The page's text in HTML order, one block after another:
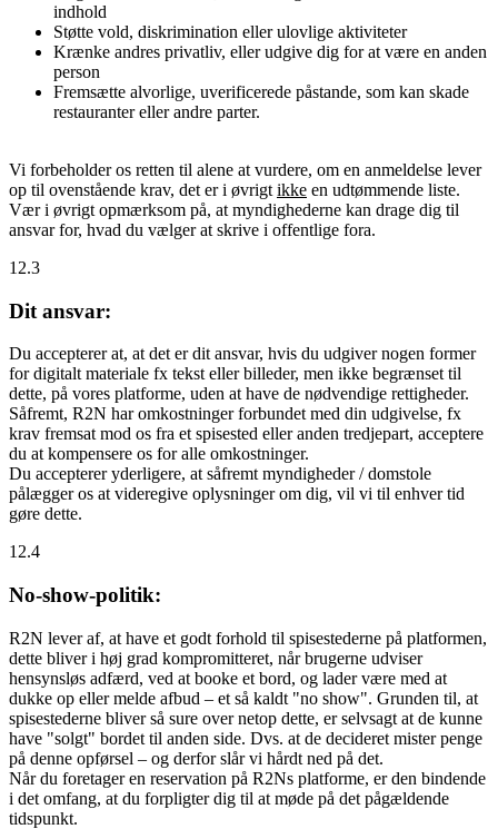
indhold
Støtte vold, diskrimination eller ulovlige aktiviteter
Krænke andres privatliv, eller udgive dig for at være en anden
person
Fremsætte alvorlige, uverificerede påstande, som kan skade
restauranter eller andre parter.
Vi forbeholder os retten til alene at vurdere, om en anmeldelse lever
op til ovenstående krav, det er i øvrigt ikke en udtømmende liste.
Vær i øvrigt opmærksom på, at myndighederne kan drage dig til
ansvar for, hvad du vælger at skrive i offentlige fora.
12.3
Dit ansvar:
Du accepterer at, at det er dit ansvar, hvis du udgiver nogen former
for digitalt materiale fx tekst eller billeder, men ikke begrænset til
dette, på vores platforme, uden at have de nødvendige rettigheder.
Såfremt, R2N har omkostninger forbundet med din udgivelse, fx
krav fremsat mod os fra et spisested eller anden tredjepart, acceptere
du at kompensere os for alle omkostninger.
Du accepterer yderligere, at såfremt myndigheder / domstole
pålægger os at videregive oplysninger om dig, vil vi til enhver tid
gøre dette.
12.4
No-show-politik:
R2N lever af, at have et godt forhold til spisestederne på platformen,
dette bliver i høj grad kompromitteret, når brugerne udviser
hensynsløs adfærd, ved at booke et bord, og lader være med at
dukke op eller melde afbud – et så kaldt "no show". Grunden til, at
spisestederne bliver så sure over netop dette, er selvsagt at de kunne
have "solgt" bordet til anden side. Dvs. at de decideret mister penge
på denne opførsel – og derfor slår vi hårdt ned på det.
Når du foretager en reservation på R2Ns platforme, er den bindende
i det omfang, at du forpligter dig til at møde på det pågældende
tidspunkt.